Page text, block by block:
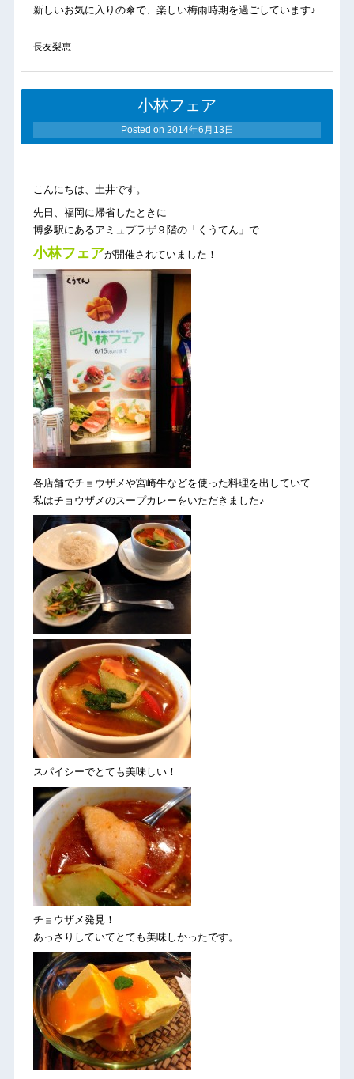
新しいお気に入りの傘で、楽しい梅雨時期を過ごしています♪
長友梨恵
小林フェア
Posted on 2014年6月13日
こんにちは、土井です。
先日、福岡に帰省したときに
博多駅にあるアミュプラザ９階の「くうてん」で
小林フェアが開催されていました！
各店舗でチョウザメや宮崎牛などを使った料理を出していて
私はチョウザメのスープカレーをいただきました♪
スパイシーでとても美味しい！
チョウザメ発見！
あっさりしていてとても美味しかったです。